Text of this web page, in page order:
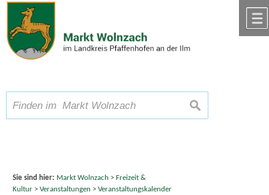
Zum Inhalt,zur Navigation
Schriftgröße A A A suchen
Sie sind hier: Markt Wolnzach > Freizeit &
Kultur> Veranstaltungen > Veranstaltungskalender